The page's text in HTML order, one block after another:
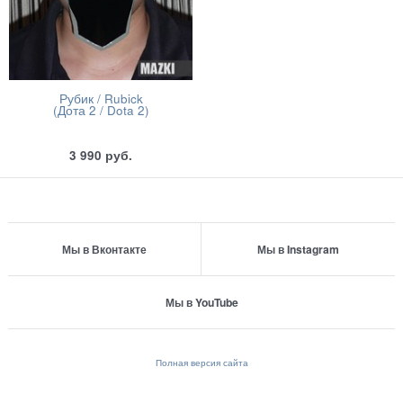
Рубик / Rubick
(Дота 2 / Dota 2)
3 990 руб.
Мы в Вконтакте Мы в Instagram
Мы в YouTube
Полная версия сайта